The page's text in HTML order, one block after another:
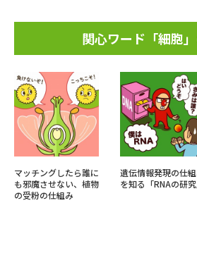
関心ワード「細胞
マッチングしたら誰に
も邪魔させない、植物
の受粉の仕組み
遺伝情報発現の仕
を知る「RNAの研究